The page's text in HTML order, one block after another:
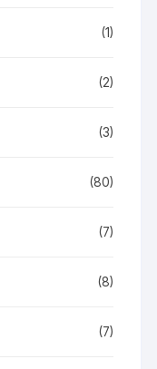
(1)
(2)
(3)
(80)
(7)
(8)
(7)